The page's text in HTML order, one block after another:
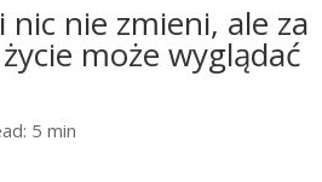
nic nie zmieni, ale za
może wyglądać
5 min